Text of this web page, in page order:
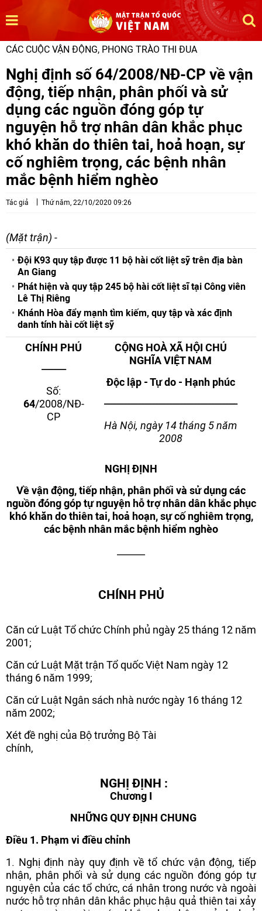
CÁC CUỘC VẬN ĐỘNG, PHONG TRÀO THI ĐUA
Nghị định số 64/2008/NĐ-CP về vận
động, tiếp nhận, phân phối và sử
dụng các nguồn đóng góp tự
nguyện hỗ trợ nhân dân khắc phục
khó khăn do thiên tai, hoả hoạn, sự
cố nghiêm trọng, các bệnh nhân
mắc bệnh hiểm nghèo
Tác giả Thứ năm, 22/10/2020 09:26
(Mặt trận) -
Đội K93 quy tập được 11 bộ hài cốt liệt sỹ trên địa bàn
An Giang
Phát hiện và quy tập 245 bộ hài cốt liệt sĩ tại Công viên
Lê Thị Riêng
Khánh Hòa đẩy mạnh tìm kiếm, quy tập và xác định
danh tính hài cốt liệt sỹ
CHÍNH PHỦ
Số:
64/2008/NĐ-
CP
CỘNG HOÀ XÃ HỘI CHỦ
NGHĨA VIỆT NAM
Độc lập - Tự do - Hạnh phúc
Hà Nội, ngày 14 tháng 5 năm
2008
NGHỊ ĐỊNH
Về vận động, tiếp nhận, phân phối và sử dụng các
nguồn đóng góptự nguyện hỗ trợ nhân dân khắc phục
khó khăn do thiên tai, hoả hoạn, sự cố nghiêm trọng,
các bệnh nhân mắc bệnh hiểm nghèo
CHÍNH PHỦ
Căn cứ Luật Tổ chức Chính phủ ngày 25 tháng 12 năm
2001;
Căn cứ Luật Mặt trận Tổ quốc Việt Nam ngày 12
tháng 6 năm 1999;
Căn cứ Luật Ngân sách nhà nước ngày 16 tháng 12
năm 2002;
Xét đề nghị của Bộ trưởng Bộ Tài
chính,
NGHỊ ĐỊNH :
Chương I
NHỮNG QUY ĐỊNH CHUNG
Điều 1. Phạm vi điều chỉnh
1. Nghị định này quy định về tổ chức vận động, tiếp
nhận, phân phối và sử dụng các nguồn đóng góp tự
nguyện của các tổ chức, cá nhân trong nước và ngoài
nước hỗ trợ nhân dân khắc phục hậu quả thiên tai xảy